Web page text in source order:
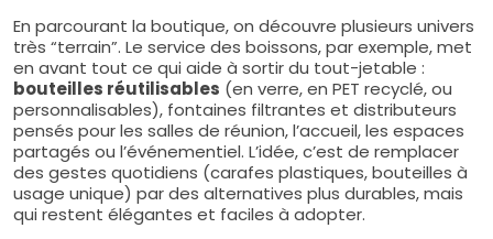
En parcourant la boutique, on découvre plusieurs univers
très “terrain”. Le service des boissons, par exemple, met
en avant tout ce qui aide à sortir du tout-jetable :
bouteilles réutilisables (en verre, en PET recyclé, ou
personnalisables), fontaines filtrantes et distributeurs
pensés pour les salles de réunion, l’accueil, les espaces
partagés ou l’événementiel. L’idée, c’est de remplacer
des gestes quotidiens (carafes plastiques, bouteilles à
usage unique) par des alternatives plus durables, mais
qui restent élégantes et faciles à adopter.